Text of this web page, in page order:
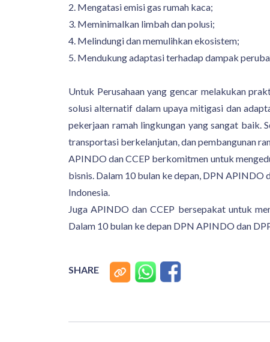
2. Mengatasi emisi gas rumah kaca;
3. Meminimalkan limbah dan polusi;
4. Melindungi dan memulihkan ekosistem;
5. Mendukung adaptasi terhadap dampak
Untuk Perusahaan yang gencar melakukan
solusi alternatif dalam upaya mitigasi dan
pekerjaan ramah lingkungan yang sangat baik.
transportasi berkelanjutan, dan pembangunan
APINDO dan CCEP berkomitmen untuk
bisnis. Dalam 10 bulan ke depan, DPN
Indonesia.
Juga APINDO dan CCEP bersepakat untuk
Dalam 10 bulan ke depan DPN APINDO dan
SHARE